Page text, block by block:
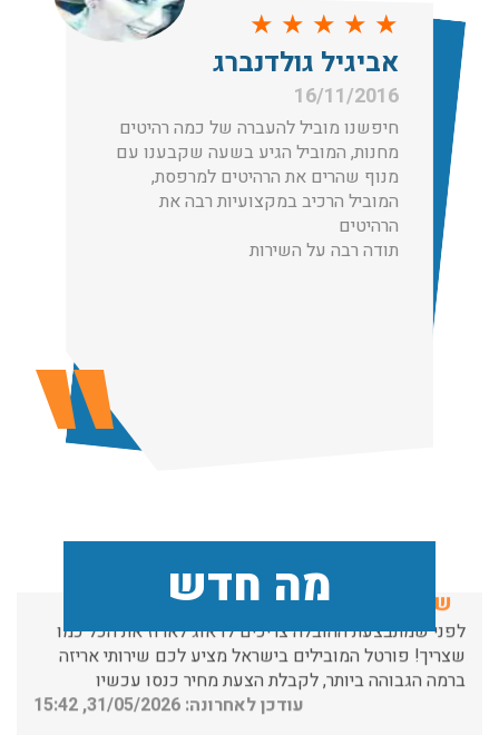
★
★
★
★
★
אביגיל גולדנברג
16/11/2016
חיפשנו מוביל להעברה של כמה רהיטים
מחנות, המוביל הגיע בשעה שקבענו עם
מנוף שהרים את הרהיטים למרפסת,
המוביל הרכיב במקצועיות רבה את
הרהיטים
תודה רבה על השירות
מה חדש
הובלות בתל אביב:
עודכן לאחרונה: 30/03/2026, 12:23
הובלות מנוף בגבעת שמואל:
שירותי הובלה עם מנוף בגבעת שמואל לכל סוגי ההובלות
החל מהובלת תכולת דירה שלמה עם מנוף ועד פריט בודד.
העברת פריטים כבדים עם מנוף בפרדס חנה ואפשרות הובלת
שירותי אריזה:
לפני שמתבצעת ההובלה צריכים לדאוג לארוז את הכל כמו
שצריך! פורטל המובילים בישראל מציע לכם שירותי אריזה
ברמה הגבוהה ביותר, לקבלת הצעת מחיר כנסו עכשיו
עודכן לאחרונה: 31/05/2026, 15:42
הובלות בתל אביב: